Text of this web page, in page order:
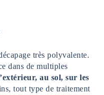
très polyvalente.
dans de multiples
au sol, sur les
tout type de traitement